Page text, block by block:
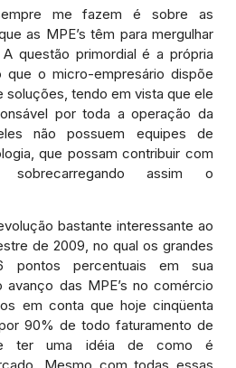
me fazem é sobre as
as MPE’s têm para mergulhar
questão primordial é a própria
o micro-empresário dispõe
soluções, tendo em vista que ele
por toda a operação da
não possuem equipes de
que possam contribuir com
sobrecarregando assim o
bastante interessante ao
de 2009, no qual os grandes
pontos percentuais em sua
das MPE’s no comércio
em conta que hoje cinqüenta
90% de todo faturamento de
ter uma idéia de como é